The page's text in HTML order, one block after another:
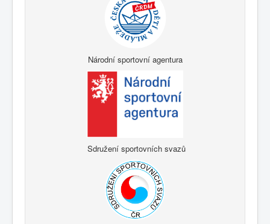
Národní sportovní agentura
Sdružení sportovních svazů